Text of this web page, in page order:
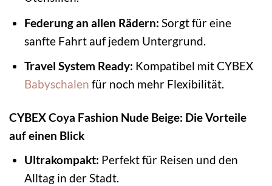
Federung an allen Rädern: Sorgt für eine
sanfte Fahrt auf jedem Untergrund.
Travel System Ready: Kompatibel mit CYBEX
Babyschalen für noch mehr Flexibilität.
CYBEX Coya Fashion Nude Beige: Die Vorteile
auf einen Blick
Ultrakompakt: Perfekt für Reisen und den
Alltag in der Stadt.